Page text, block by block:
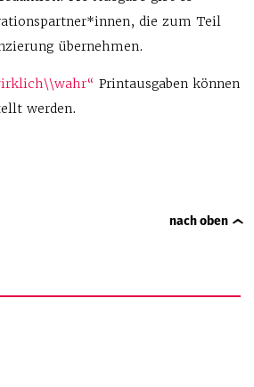
die zum Teil
übernehmen.
Printausgaben können
werden.
nach oben